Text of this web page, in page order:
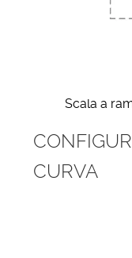
Scala a
CURVA